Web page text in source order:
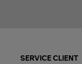
SERVICE CLIENT